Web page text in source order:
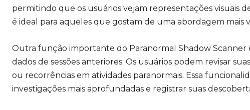
permitindo que os usuários vejam representações visuais
é ideal para aqueles que gostam de uma abordagem mais
Outra função importante do Paranormal Shadow Scanner
dados de sessões anteriores. Os usuários podem revisar
ou recorrências em atividades paranormais. Essa
investigações mais aprofundadas e registrar suas